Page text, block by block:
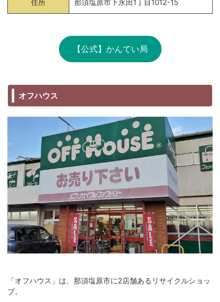
住所 那須塩原市下永田1丁目1012-15
【公式】かんてい局
オフハウス
「オフハウス」は、那須塩原市に2店舗あるリサイクルショッ
プ。